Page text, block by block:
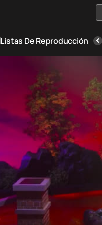
Listas De Reproducción